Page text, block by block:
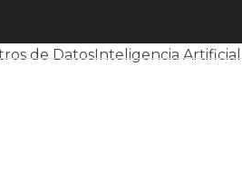
de DatosInteligencia Artificial